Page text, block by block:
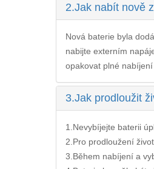
2.Jak nabít nově
Nová baterie byla
nabijte externím
opakovat plné
3.Jak prodloužit
1.Nevybíjejte baterii
2.Pro prodloužení
3.Během nabíjení a